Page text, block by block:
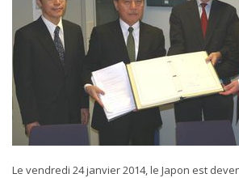
Le vendredi 24 janvier 2014, le Japon est